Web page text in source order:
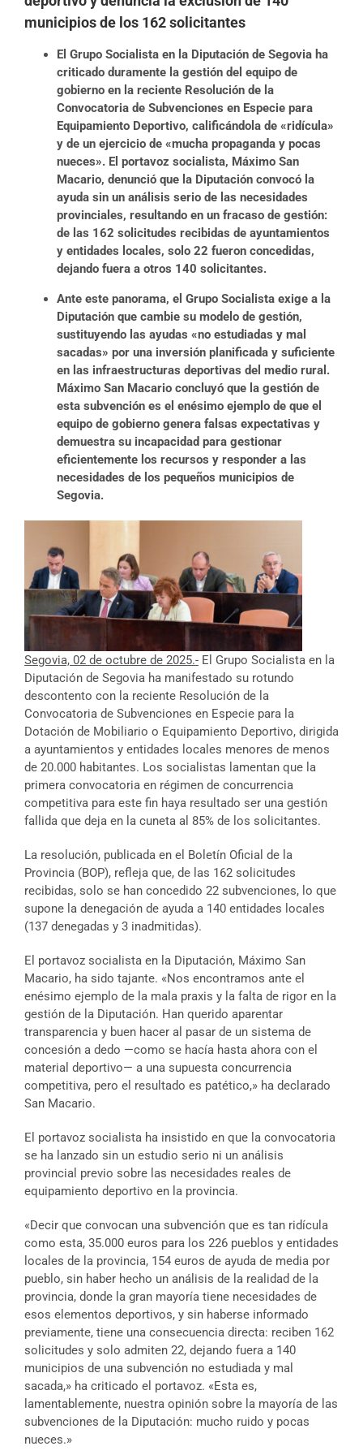
municipios de los 162 solicitantes
El Grupo Socialista en la Diputación de Segovia ha
criticado duramente la gestión del equipo de
gobierno en la reciente Resolución de la
Convocatoria de Subvenciones en Especie para
Equipamiento Deportivo, calificándola de «ridícula»
y de un ejercicio de «mucha propaganda y pocas
nueces». El portavoz socialista, Máximo San
Macario, denunció que la Diputación convocó la
ayuda sin un análisis serio de las necesidades
provinciales, resultando en un fracaso de gestión:
de las 162 solicitudes recibidas de ayuntamientos
y entidades locales, solo 22 fueron concedidas,
dejando fuera a otros 140 solicitantes.
Ante este panorama, el Grupo Socialista exige a la
Diputación que cambie su modelo de gestión,
sustituyendo las ayudas «no estudiadas y mal
sacadas» por una inversión planificada y suficiente
en las infraestructuras deportivas del medio rural.
Máximo San Macario concluyó que la gestión de
esta subvención es el enésimo ejemplo de que el
equipo de gobierno genera falsas expectativas y
demuestra su incapacidad para gestionar
eficientemente los recursos y responder a las
necesidades de los pequeños municipios de
Segovia.
Segovia, 02 de octubre de 2025.- El Grupo Socialista en la
Diputación de Segovia ha manifestado su rotundo
descontento con la reciente Resolución de la
Convocatoria de Subvenciones en Especie para la
Dotación de Mobiliario o Equipamiento Deportivo, dirigida
a ayuntamientos y entidades locales menores de menos
de 20.000 habitantes. Los socialistas lamentan que la
primera convocatoria en régimen de concurrencia
competitiva para este fin haya resultado ser una gestión
fallida que deja en la cuneta al 85% de los solicitantes.
La resolución, publicada en el Boletín Oficial de la
Provincia (BOP), refleja que, de las 162 solicitudes
recibidas, solo se han concedido 22 subvenciones, lo que
supone la denegación de ayuda a 140 entidades locales
(137 denegadas y 3 inadmitidas).
El portavoz socialista en la Diputación, Máximo San
Macario, ha sido tajante. «Nos encontramos ante el
enésimo ejemplo de la mala praxis y la falta de rigor en la
gestión de la Diputación. Han querido aparentar
transparencia y buen hacer al pasar de un sistema de
concesión a dedo —como se hacía hasta ahora con el
material deportivo— a una supuesta concurrencia
competitiva, pero el resultado es patético,» ha declarado
San Macario.
El portavoz socialista ha insistido en que la convocatoria
se ha lanzado sin un estudio serio ni un análisis
provincial previo sobre las necesidades reales de
equipamiento deportivo en la provincia.
«Decir que convocan una subvención que es tan ridícula
como esta, 35.000 euros para los 226 pueblos y entidades
locales de la provincia, 154 euros de ayuda de media por
pueblo, sin haber hecho un análisis de la realidad de la
provincia, donde la gran mayoría tiene necesidades de
esos elementos deportivos, y sin haberse informado
previamente, tiene una consecuencia directa: reciben 162
solicitudes y solo admiten 22, dejando fuera a 140
municipios de una subvención no estudiada y mal
sacada,» ha criticado el portavoz. «Esta es,
lamentablemente, nuestra opinión sobre la mayoría de las
subvenciones de la Diputación: mucho ruido y pocas
nueces.»